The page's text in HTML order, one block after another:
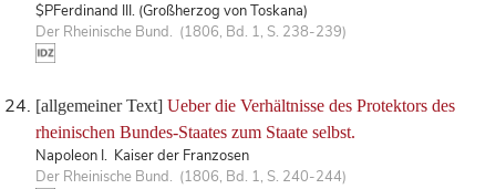
$PFerdinand III. (Großherzog von Toskana)
Der Rheinische Bund. (1806, Bd. 1, S. 238-239)
[allgemeiner Text] Ueber die Verhältnisse des Protektors des
rheinischen Bundes-Staates zum Staate selbst.
Napoleon I. Kaiser der Franzosen
Der Rheinische Bund. (1806, Bd. 1, S. 240-244)